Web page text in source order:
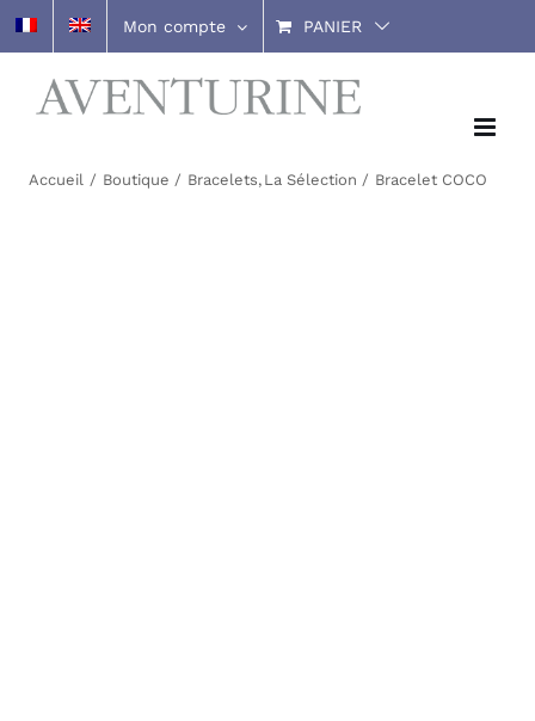
Passer
au
contenu
Mon compte PANIER
Accueil Boutique Bracelets La Sélection Bracelet COCO